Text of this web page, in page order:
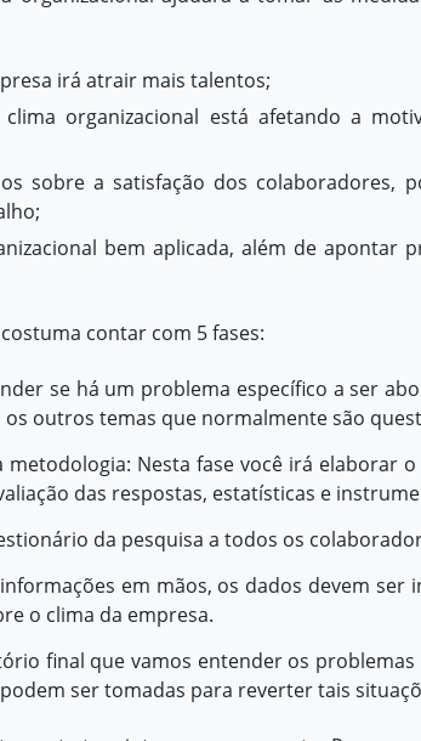
irá atrair mais talentos;
organizacional está afetando a
sobre a satisfação dos colaboradores,
bem aplicada, além de apontar
contar com 5 fases:
se há um problema específico a ser
os outros temas que normalmente são
metodologia: Nesta fase você irá elaborar
das respostas, estatísticas e
da pesquisa a todos os
em mãos, os dados devem
o clima da empresa.
final que vamos entender os
ser tomadas para reverter tais